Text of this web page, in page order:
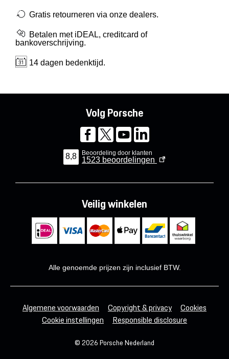
Gratis retourneren via onze dealers.
Betalen met iDEAL, creditcard of
bankoverschrijving.
14 dagen bedenktijd.
Volg Porsche
8,8 Beoordeling door klanten
1523 beoordelingen
Veilig winkelen
Alle genoemde prijzen zijn inclusief BTW.
Algemene voorwaarden Copyright & privacy
Cookies
Cookie instellingen
Responsible disclosure
© 2026 Porsche Nederland